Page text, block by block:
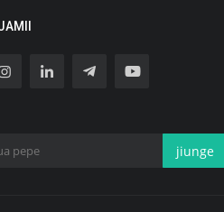
jiunge